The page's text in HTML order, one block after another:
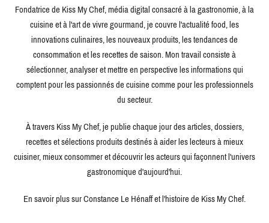
Fondatrice de Kiss My Chef, média digital consacré à la gastronomie, à la
cuisine et à l'art de vivre gourmand, je couvre l'actualité food, les
innovations culinaires, les nouveaux produits, les tendances de
consommation et les recettes de saison. Mon travail consiste à
sélectionner, analyser et mettre en perspective les informations qui
comptent pour les passionnés de cuisine comme pour les professionnels
du secteur.
À travers Kiss My Chef, je publie chaque jour des articles, dossiers,
recettes et sélections produits destinés à aider les lecteurs à mieux
cuisiner, mieux consommer et découvrir les acteurs qui façonnent l'univers
gastronomique d'aujourd'hui.
En savoir plus sur Constance Le Hénaff et l'histoire de Kiss My Chef.